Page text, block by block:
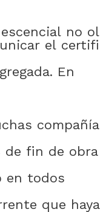
escencial no ol
el certifi
. En
compañía
de fin de obra
en todos
que haya